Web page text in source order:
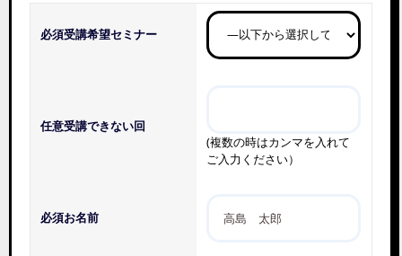
必須受講希望セミナー
任意受講できない回
(複数の時はカンマを入れて
ご入力ください）
必須お名前